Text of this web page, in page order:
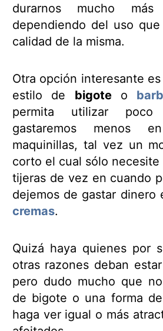
durarnos mucho
dependiendo del uso
calidad de la misma.
Otra opción interesante
estilo de bigoteo
permita utilizar
gastaremos menos
maquinillas, tal vez un
corto el cual sólo
tijeras de vez en cuando
dejemos de gastar dinero
cremas.
Quizá haya quienes por
otras razones deban
pero dudo mucho que
de bigote o una forma
haga ver igual o más